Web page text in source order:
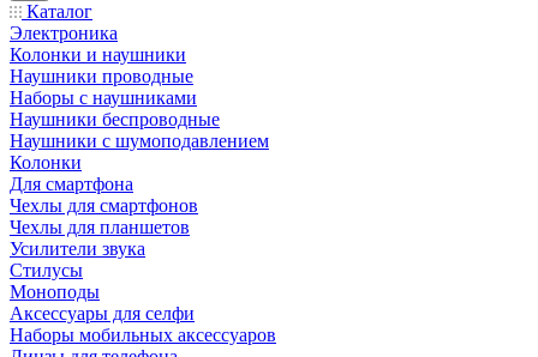
Каталог
Электроника
Колонки и наушники
Наушники проводные
Наборы с наушниками
Наушники беспроводные
Наушники с шумоподавлением
Колонки
Для смартфона
Чехлы для смартфонов
Чехлы для планшетов
Усилители звука
Стилусы
Моноподы
Аксессуары для селфи
Наборы мобильных аксессуаров